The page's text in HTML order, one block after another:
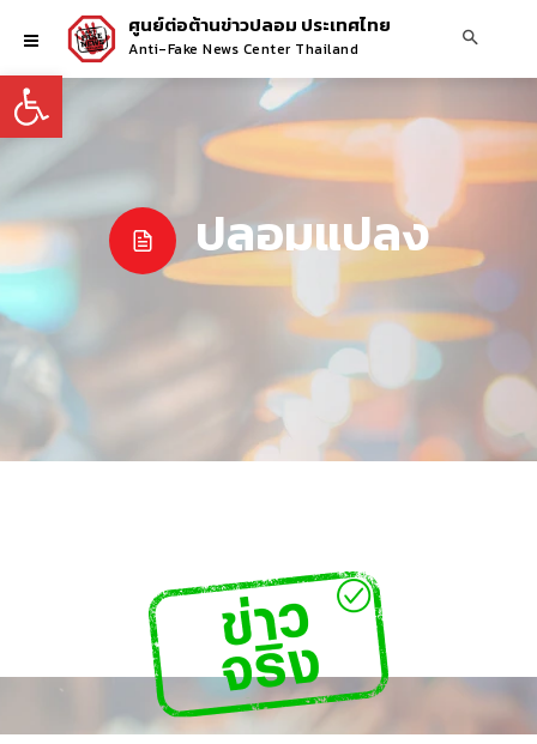
Open toolbar
ศูนย์ต่อต้านข่าวปลอม ประเทศไทย
Anti-Fake News Center Thailand
ปลอมแปลง